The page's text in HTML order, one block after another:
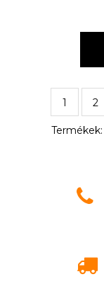
1 2
Termékek: